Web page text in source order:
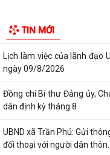
TIN MỚI
Giấy mời tiếp công dân của
Lịch làm việc của lãnh đạo
ngày 09/8/2026
Đồng chí Bí thư Đảng ủy,
dân định kỳ tháng 8
UBND xã Trần Phú: Gửi
đối thoại với người dân thôn...